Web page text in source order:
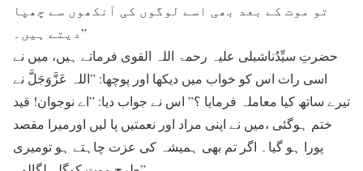
تو موت کے بعد بھی اسے لوگوں کی آنکھوں سے چھپا
دیتے ہیں۔”
حضرتِ سیِّدُناشبلی علیہ رحمۃ اللہ القوی فرماتے ہیں، میں نے
اسی رات اس کو خواب میں دیکھا اور پوچھا: ”اللہ عَزَّوَجَلَّ نے
تیرے ساتھ کیا معاملہ فرمایا ؟” اس نے جواب دیا: ”اے نوجوان! قید
ختم ہوگئی ،میں نے اپنی مراد اور نعمتیں پا لیں اورمیرا مقصد
پورا ہو گیا۔ اگر تم بھی ہمیشہ کی عزت چاہتے ہو تومیری